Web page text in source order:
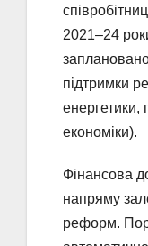
2021–24
підтримки
енергетики,
економіки).
Фінансова
напряму
реформ.